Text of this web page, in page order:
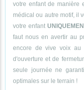
votre enfant de manière
médical ou autre motif, il
votre enfant
faut nous en avertir au
encore de vive voix au
d'ouverture et de
seule journée ne
optimales sur le terrain !